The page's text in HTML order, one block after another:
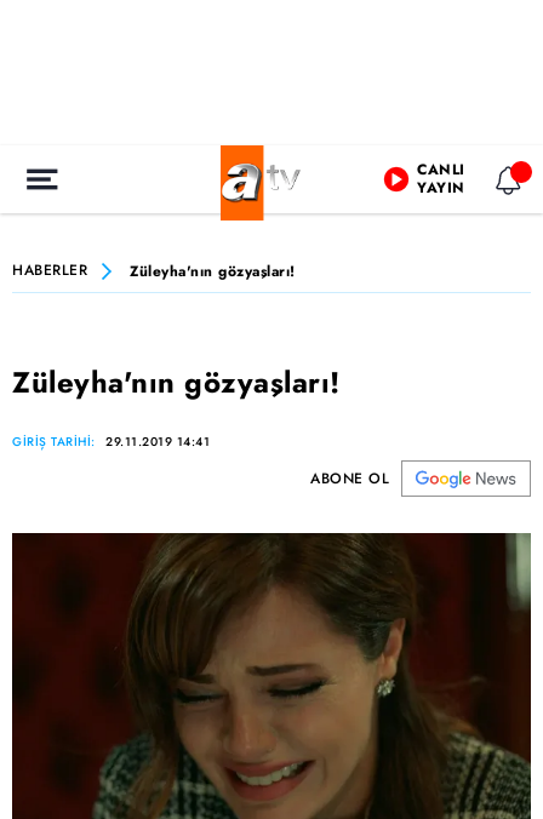
CANLI
YAYIN
HABERLER Züleyha'nın gözyaşları!
Züleyha'nın gözyaşları!
GİRİŞ TARİHİ: 29.11.2019 14:41
ABONE OL